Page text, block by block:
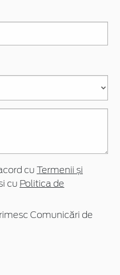
cu
Termenii și
cu Politica de
Comunicări de